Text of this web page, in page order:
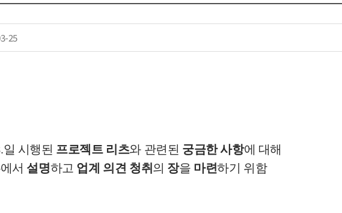
25
일 시행된 프로젝트 리츠와 관련된 궁금한 사항에 대해
에서 설명하고 업계 의견 청취 의 장을 마련하기 위함